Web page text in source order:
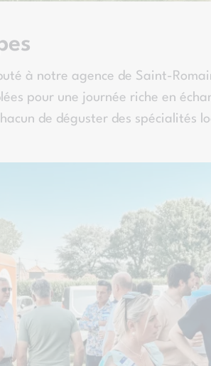
à notre agence de Saint-
pour une journée riche en
de déguster des spécialités